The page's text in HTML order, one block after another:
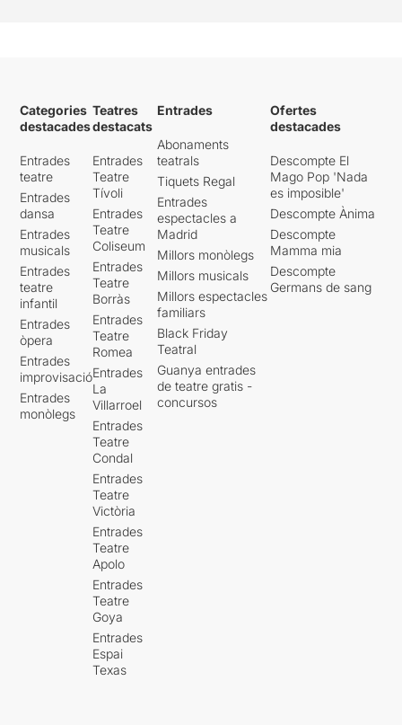
Categories
destacades
Entrades
teatre
Entrades
dansa
Entrades
musicals
Entrades
teatre
infantil
Entrades
òpera
Entrades
improvisació
Entrades
monòlegs
Teatres
destacats
Entrades
Teatre
Tívoli
Entrades
Teatre
Coliseum
Entrades
Teatre
Borràs
Entrades
Teatre
Romea
Entrades
La
Villarroel
Entrades
Teatre
Condal
Entrades
Teatre
Victòria
Entrades
Teatre
Apolo
Entrades
Teatre
Goya
Entrades
Espai
Texas
Entrades
Abonaments
teatrals
Tiquets Regal
Entrades
espectacles a
Madrid
Millors monòlegs
Millors musicals
Millors espectacles
familiars
Black Friday
Teatral
Guanya entrades
de teatre gratis -
concursos
Ofertes
destacades
Descompte El
Mago Pop 'Nada
es imposible'
Descompte Ànima
Descompte
Mamma mia
Descompte
Germans de sang